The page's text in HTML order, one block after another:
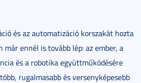
és az automatizáció korszakát hozta
már ennél is tovább lép: az ember, a
és a robotika együttműködésére
rugalmasabb és versenyképesebb